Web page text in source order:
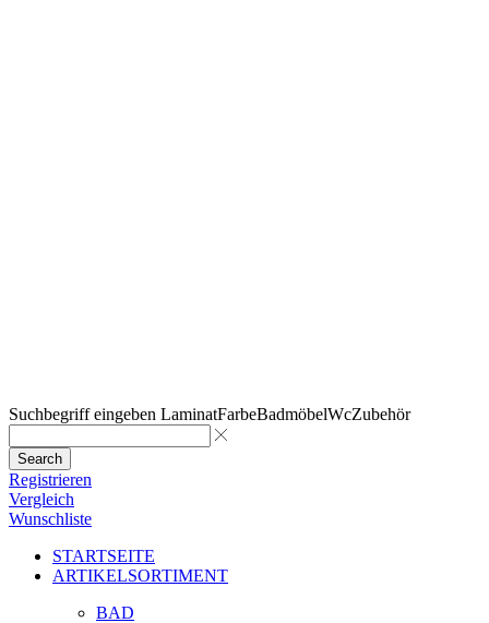
Suchbegriff eingeben LaminatFarbeBadmöbelWcZubehör
Search
Registrieren
Vergleich
Wunschliste
STARTSEITE
ARTIKELSORTIMENT
BAD